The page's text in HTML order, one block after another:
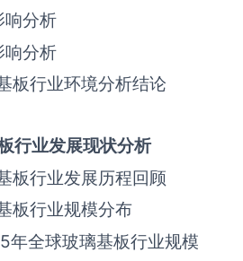
响分析
响分析
板‌‌‌‌‌‌‌‌‌‌‌‌‌‌‌‌‌‌‌行业环境分析结论
行业发展现状分析
板‌‌‌‌‌‌‌‌‌‌‌‌‌‌‌‌‌‌‌行业发展历程回顾
板‌‌‌‌‌‌‌‌‌‌‌‌‌‌‌‌‌‌‌行业规模分布
年全球‌‌‌‌‌‌‌玻璃基板‌‌‌‌‌‌‌‌‌‌‌‌‌‌‌‌‌‌‌行业规模